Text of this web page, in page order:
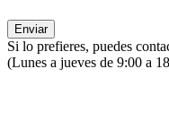
Si lo prefieres, puedes
(Lunes a jueves de 9:00 a